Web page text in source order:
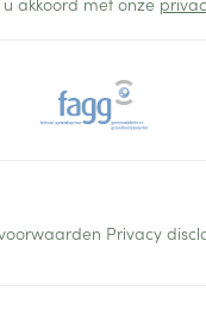
Privacy